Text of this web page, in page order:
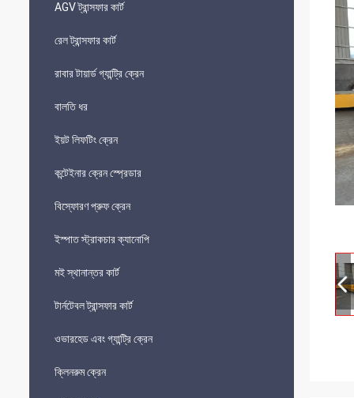
AGV ট্রান্সফার কার্ট
রেল ট্রান্সফার কার্ট
রাবার টায়ার্ড গ্যান্ট্রি ক্রেন
বালতি ধর
ইয়ট লিফটিং ক্রেন
কন্টেইনার ক্রেন স্প্রেডার
বিস্ফোরণ প্রুফ ক্রেন
ইস্পাত স্ট্রাকচার ক্যানোপি
মই স্থানান্তর কার্ট
টার্নটেবল ট্রান্সফার কার্ট
ওভারহেড এবং গ্যান্ট্রি ক্রেন
ক্লিনরুম ক্রেন